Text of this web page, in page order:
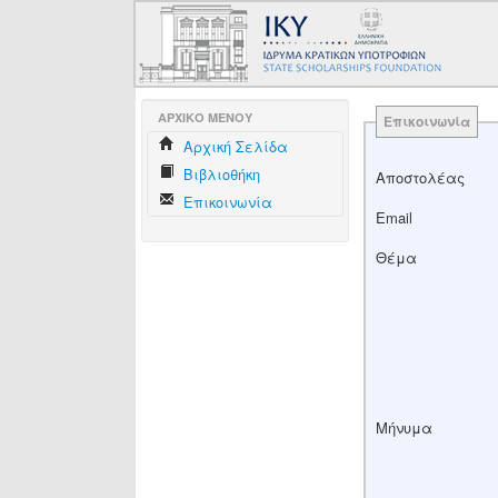
AΡΧΙΚΟ ΜΕΝΟΥ
Aρχική Σελίδα
Βιβλιοθήκη
Επικοινωνία
Επικοινωνία
Αποστολέας
Email
Θέμα
Μήνυμα